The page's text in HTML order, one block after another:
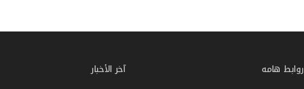
روابط هامه
آخر الأخبار